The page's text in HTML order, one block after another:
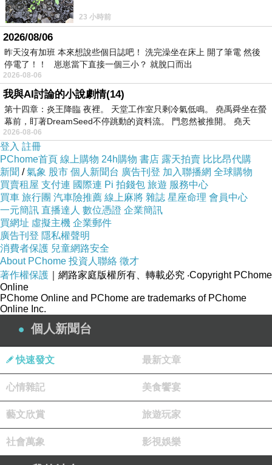
Tough Coat Paint Sealant 噴霧封體(500ml)的評
價真的不錯想想哪裡買最便宜.心得文.試用文.分
享文行李箱/旅遊用品分享推薦.好用.推薦.評價.熱
銷.開箱文.優缺點比較
最後選擇在這購買【英國Auto Finesse】Tough
Coat Paint Sealant 噴霧封體(500ml) 的原因,是
因為比較有保障,也不會遇到詐騙集團,所以才選
擇在這購入
更多資料、資訊參考分享↓↓↓
23 小時前
2026/08/06
昨天沒有加班 本來想說些個日誌吧！ 洗完澡坐在床上 開了筆電 然後
停電了！！ 崽崽當下直接一個三小？ 就脫口而出
2026-08-06
我與AI討論的小說劇情(14)
第十四章：炎王降臨 夜裡。 天堂工作室只剩冷氣低鳴。 堯禹舜坐在螢
幕前，盯著DreamSeed不停跳動的資料流。 門忽然被推開。 堯天
2026-08-06
登入 註冊
PChome首頁 線上購物 24h購物 書店 露天拍賣 比比昂代購
新聞 /氣象 股市 個人新聞台 廣告刊登 加入聯播網 全球購物
買賣租屋 支付連 國際連 Pi 拍錢包 旅遊 服務中心
買車 旅行團 汽車險推薦 線上麻將 雜誌 星座命理 會員中心
一元簡訊 直播達人 數位憑證 企業簡訊
買網址 虛擬主機 企業郵件
廣告刊登 隱私權聲明
消費者保護 兒童網路安全
About PChome 投資人聯絡 徵才
著作權保護 ｜網路家庭版權所有、轉載必究 ‧Copyright PChome
Online
PChome Online and PChome are trademarks of PChome
Online Inc.
個人新聞台
快速發文 最新文章
心情雜記 美食饗宴
藝文欣賞 旅遊玩家
社會萬象 影視娛樂